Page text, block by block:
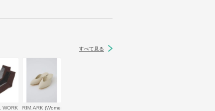
すべて見る
ンバン オン ブルー
WORK
RIM.ARK (Women)/リムアーク